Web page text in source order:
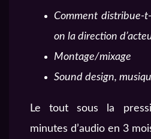
Comment distribue-
on la direction
Montage/mixage
Sound design,
Le tout sous la
minutes d’audio en 3